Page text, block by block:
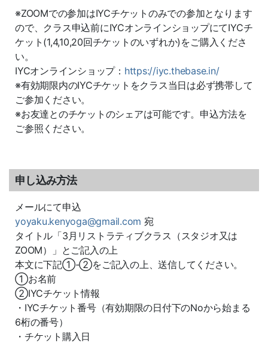
※ZOOMでの参加はIYCチケットのみでの参加となります
ので、クラス申込前にIYCオンラインショップにてIYCチ
ケット(1,4,10,20回チケットのいずれか)をご購入くださ
い。
IYCオンラインショップ： https://iyc.thebase.in/
※有効期限内のIYCチケットをクラス当日は必ず携帯して
ご参加ください。
※お友達とのチケットのシェアは可能です。申込方法を
ご参照ください。
申し込み方法
メールにて申込
yoyaku.kenyoga@gmail.com 宛
タイトル「3月リストラティブクラス（スタジオ又は
ZOOM）」とご記入の上
本文に下記①-②をご記入の上、送信してください。
①お名前
②IYCチケット情報
・IYCチケット番号（有効期限の日付下のNoから始まる
6桁の番号）
・チケット購入日